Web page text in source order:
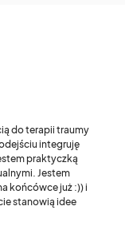
do terapii traumy
integruję
praktyczką
Jestem
końcówce już :)) i
stanowią idee